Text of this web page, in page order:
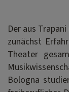
Der aus
zunächst
Theater
Bologna